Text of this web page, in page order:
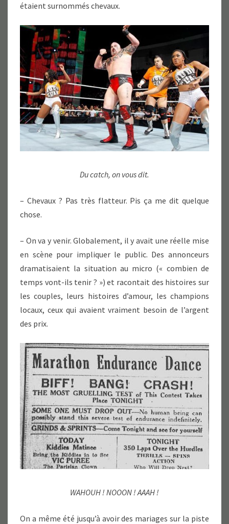
étaient surnommés chevaux.
Du catch, on vous dit.
– Chevaux ? Pas très flatteur. Pis ça me dit quelque
chose.
– On va y venir. Globalement, il y avait une réelle mise
en scène pour impliquer le public. Des annonceurs
dramatisaient la situation au micro (« combien de
temps vont-ils tenir ? ») et racontait des histoires sur
les couples, leurs histoires d’amour, les champions
locaux, ceux qui avaient vraiment besoin de l’argent
des prix.
WAHOUH ! NOOON ! AAAH !
On a même été jusqu’à avoir des mariages sur la piste